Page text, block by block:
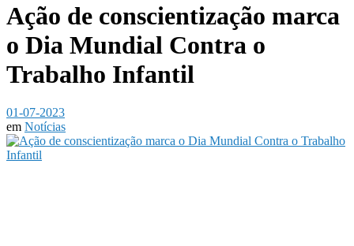
Ação de conscientização marca
o Dia Mundial Contra o
Trabalho Infantil
01-07-2023
em Notícias